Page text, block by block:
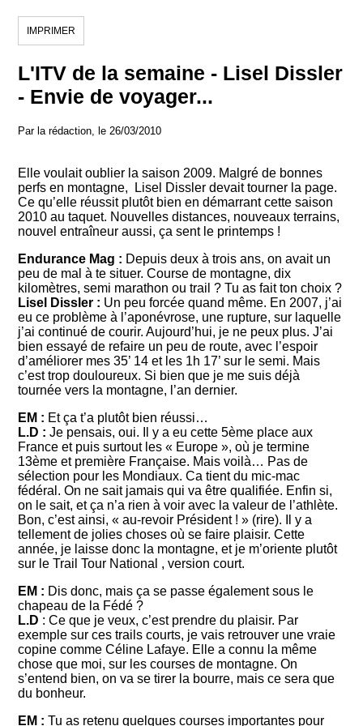
IMPRIMER
L'ITV de la semaine - Lisel Dissler
- Envie de voyager...
Par la rédaction, le 26/03/2010
Elle voulait oublier la saison 2009. Malgré de bonnes
perfs en montagne, Lisel Dissler devait tourner la page.
Ce qu’elle réussit plutôt bien en démarrant cette saison
2010 au taquet. Nouvelles distances, nouveaux terrains,
nouvel entraîneur aussi, ça sent le printemps !
Endurance Mag : Depuis deux à trois ans, on avait un
peu de mal à te situer. Course de montagne, dix
kilomètres, semi marathon ou trail ? Tu as fait ton choix ?
Lisel Dissler : Un peu forcée quand même. En 2007, j’ai
eu ce problème à l’aponévrose, une rupture, sur laquelle
j’ai continué de courir. Aujourd’hui, je ne peux plus. J’ai
bien essayé de refaire un peu de route, avec l’espoir
d’améliorer mes 35’ 14 et les 1h 17’ sur le semi. Mais
c’est trop douloureux. Si bien que je me suis déjà
tournée vers la montagne, l’an dernier.
EM : Et ça t’a plutôt bien réussi…
L.D : Je pensais, oui. Il y a eu cette 5ème place aux
France et puis surtout les « Europe », où je termine
13ème et première Française. Mais voilà… Pas de
sélection pour les Mondiaux. Ca tient du mic-mac
fédéral. On ne sait jamais qui va être qualifiée. Enfin si,
on le sait, et ça n’a rien à voir avec la valeur de l’athlète.
Bon, c’est ainsi, « au-revoir Président ! » (rire). Il y a
tellement de jolies choses où se faire plaisir. Cette
année, je laisse donc la montagne, et je m’oriente plutôt
sur le Trail Tour National , version court.
EM : Dis donc, mais ça se passe également sous le
chapeau de la Fédé ?
L.D : Ce que je veux, c’est prendre du plaisir. Par
exemple sur ces trails courts, je vais retrouver une vraie
copine comme Céline Lafaye. Elle a connu la même
chose que moi, sur les courses de montagne. On
s’entend bien, on va se tirer la bourre, mais ce sera que
du bonheur.
EM :Tu as retenu quelques courses importantes pour